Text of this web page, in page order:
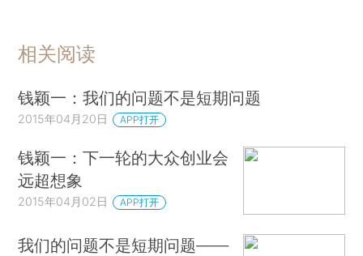
相关阅读
钱颖一：我们的问题不是短期问题
2015年04月20日 APP打开
钱颖一：下一轮的大众创业会
远超想象
2015年04月02日 APP打开
我们的问题不是短期问题——